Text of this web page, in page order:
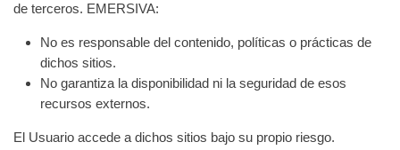
de terceros. EMERSIVA:
No es responsable del contenido, políticas o prácticas de
dichos sitios.
No garantiza la disponibilidad ni la seguridad de esos
recursos externos.
El Usuario accede a dichos sitios bajo su propio riesgo.